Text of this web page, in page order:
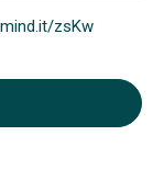
zsKw